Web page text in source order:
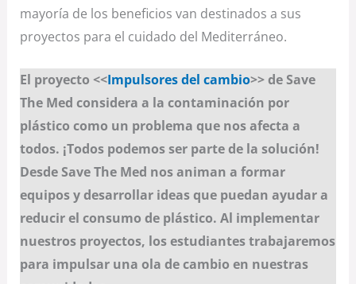
mayoría de los beneficios van destinados a sus
proyectos para el cuidado del Mediterráneo.
El proyecto <<Impulsores del cambio>> de Save
The Med considera a la contaminación por
plástico como un problema que nos afecta a
todos. ¡Todos podemos ser parte de la solución!
Desde Save The Med nos animan a formar
equipos y desarrollar ideas que puedan ayudar a
reducir el consumo de plástico. Al implementar
nuestros proyectos, los estudiantes trabajaremos
para impulsar una ola de cambio en nuestras